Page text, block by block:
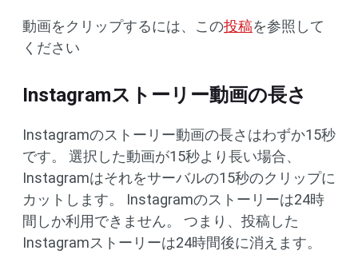
動画をクリップするには、この投稿を参照して
ください
Instagramストーリー動画の長さ
Instagramのストーリー動画の長さはわずか15秒
です。 選択した動画が15秒より長い場合、
Instagramはそれをサーバルの15秒のクリップに
カットします。 Instagramのストーリーは24時
間しか利用できません。 つまり、投稿した
Instagramストーリーは24時間後に消えます。